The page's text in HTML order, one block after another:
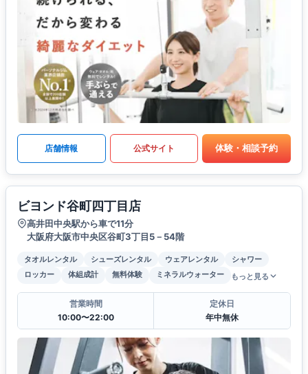
店舗情報 公式サイト 体験・相談予約
ビヨンド谷町四丁目店
高井田中央駅から車で11分
大阪府大阪市中央区谷町3丁目5－54階
タオルレンタル シューズレンタル ウェアレンタル
シャワー
ロッカー
体組成計 無料体験 ミネラルウォーター もっと見る
営業時間
10:00〜22:00
定休日
年中無休